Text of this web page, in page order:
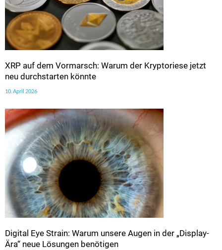
XRP auf dem Vormarsch: Warum der Kryptoriese jetzt
neu durchstarten könnte
10. April 2026
Digital Eye Strain: Warum unsere Augen in der „Display-
Ära“ neue Lösungen benötigen